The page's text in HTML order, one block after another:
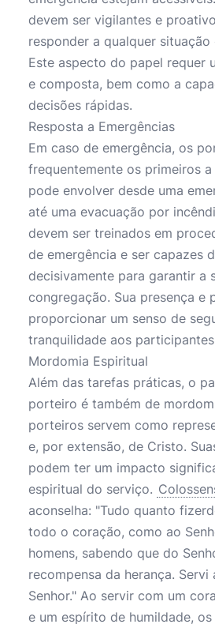
devem ser vigilantes e
responder a qualquer situação
Este aspecto do papel requer
e composta, bem como a
decisões rápidas.
Resposta a Emergências
Em caso de emergência, os
frequentemente os primeiros a
pode envolver desde uma
até uma evacuação por
devem ser treinados em
de emergência e ser capazes
decisivamente para garantir a
congregação. Sua presença e
proporcionar um senso de
tranquilidade aos
Mordomia Espiritual
Além das tarefas práticas, o
porteiro é também de
porteiros servem como
e, por extensão, de Cristo.
podem ter um impacto
espiritual do serviço.
aconselha: "Tudo quanto
todo o coração, como ao
homens, sabendo que do
recompensa da herança. Servi
Senhor." Ao servir com um
e um espírito de humildade,